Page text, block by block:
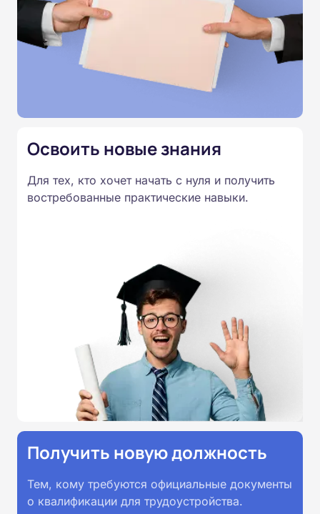
Итоговое тестирование подтверждает освоение
программы и позволяет получить удостоверение
установленного образца.
Освоить новые знания
Для тех, кто хочет начать с нуля и получить
востребованные практические навыки.
Получить новую должность
Тем, кому требуются официальные документы
о квалификации для трудоустройства.